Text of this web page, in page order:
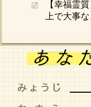
【幸福霊
上で大事な